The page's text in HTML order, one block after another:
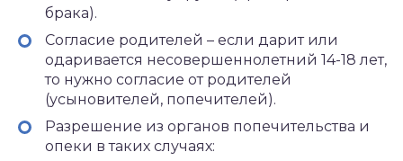
брака).
Согласие родителей – если дарит или
одаривается несовершеннолетний 14-18 лет,
то нужно согласие от родителей
(усыновителей, попечителей).
Разрешение из органов попечительства и
опеки в таких случаях: